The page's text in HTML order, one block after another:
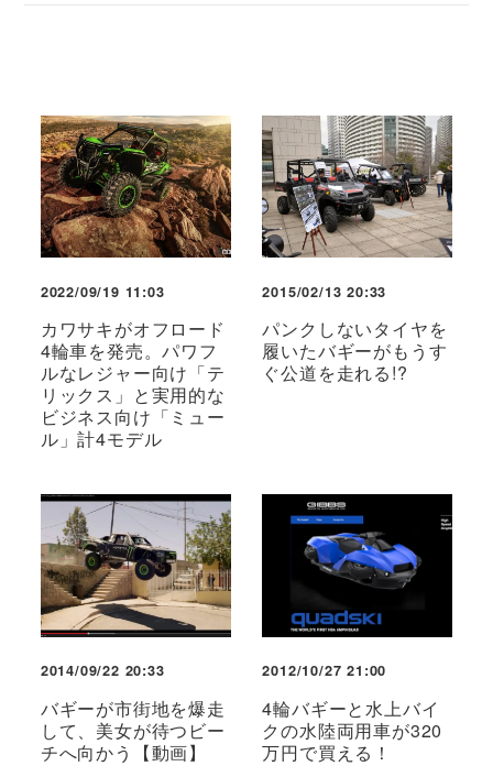
2022/09/19 11:03
カワサキがオフロード
4輪車を発売。パワフ
ルなレジャー向け「テ
リックス」と実用的な
ビジネス向け「ミュー
ル」計4モデル
2015/02/13 20:33
パンクしないタイヤを
履いたバギーがもうす
ぐ公道を走れる!?
2014/09/22 20:33
バギーが市街地を爆走
して、美女が待つビー
チへ向かう【動画】
2012/10/27 21:00
4輪バギーと水上バイ
クの水陸両用車が320
万円で買える！